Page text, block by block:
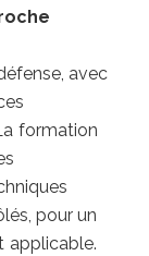
avec
formation
pour un
applicable.